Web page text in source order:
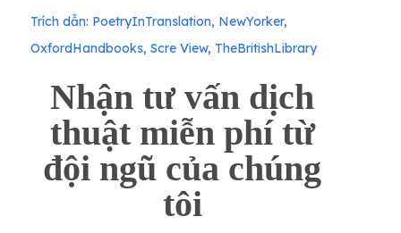
Trích dẫn: PoetryInTranslation, NewYorker,
OxfordHandbooks, Scre View, TheBritishLibrary
Nhận tư vấn dịch
thuật miễn phí từ
đội ngũ của chúng
tôi